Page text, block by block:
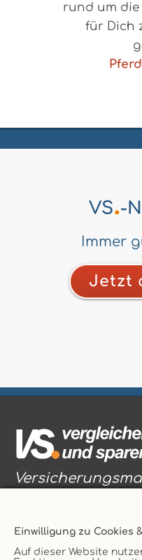
Einwilligung zu Cookies
Auf dieser Website
rund um die
für Dich
VS.-
Immer
Jetzt